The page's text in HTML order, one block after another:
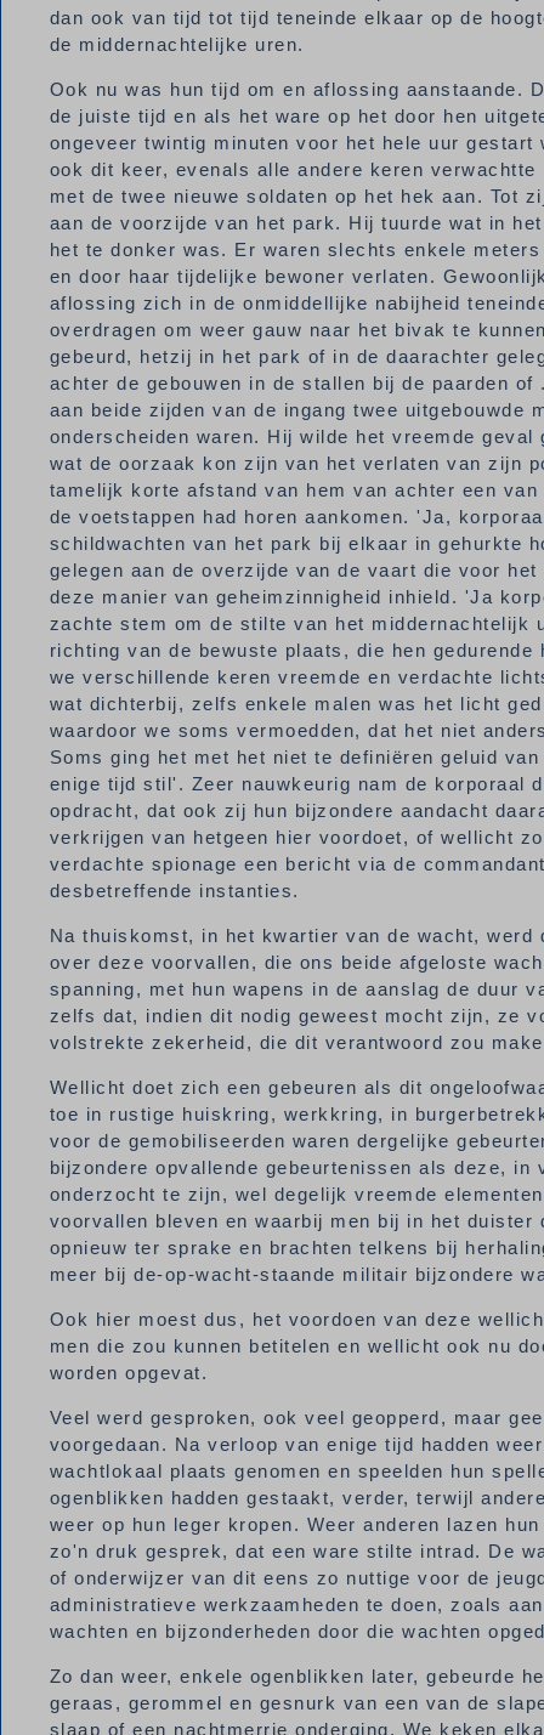
dan ook van tijd tot tijd teneinde elkaar op de
de middernachtelijke uren.
Ook nu was hun tijd om en aflossing aanstaande.
de juiste tijd en als het ware op het door hen
ongeveer twintig minuten voor het hele uur
ook dit keer, evenals alle andere keren
met de twee nieuwe soldaten op het hek aan. Tot
aan de voorzijde van het park. Hij tuurde wat in
het te donker was. Er waren slechts enkele
en door haar tijdelijke bewoner verlaten.
aflossing zich in de onmiddellijke nabijheid
overdragen om weer gauw naar het bivak te
gebeurd, hetzij in het park of in de daarachter
achter de gebouwen in de stallen bij de paarden
aan beide zijden van de ingang twee
onderscheiden waren. Hij wilde het vreemde
wat de oorzaak kon zijn van het verlaten van zijn
tamelijk korte afstand van hem van achter een
de voetstappen had horen aankomen. 'Ja,
schildwachten van het park bij elkaar in gehurkte
gelegen aan de overzijde van de vaart die voor
deze manier van geheimzinnigheid inhield. 'Ja
zachte stem om de stilte van het
richting van de bewuste plaats, die hen
we verschillende keren vreemde en verdachte
wat dichterbij, zelfs enkele malen was het licht
waardoor we soms vermoedden, dat het niet
Soms ging het met het niet te definiëren geluid
enige tijd stil'. Zeer nauwkeurig nam de korporaal
opdracht, dat ook zij hun bijzondere aandacht
verkrijgen van hetgeen hier voordoet, of wellicht
verdachte spionage een bericht via de
desbetreffende instanties.
Na thuiskomst, in het kwartier van de wacht,
over deze voorvallen, die ons beide afgeloste
spanning, met hun wapens in de aanslag de duur
zelfs dat, indien dit nodig geweest mocht zijn, ze
volstrekte zekerheid, die dit verantwoord zou
Wellicht doet zich een gebeuren als dit
toe in rustige huiskring, werkkring, in
voor de gemobiliseerden waren dergelijke
bijzondere opvallende gebeurtenissen als deze,
onderzocht te zijn, wel degelijk vreemde
voorvallen bleven en waarbij men bij in het
opnieuw ter sprake en brachten telkens bij
meer bij de-op-wacht-staande militair bijzondere
Ook hier moest dus, het voordoen van deze
men die zou kunnen betitelen en wellicht ook nu
worden opgevat.
Veel werd gesproken, ook veel geopperd, maar
voorgedaan. Na verloop van enige tijd hadden
wachtlokaal plaats genomen en speelden hun
ogenblikken hadden gestaakt, verder, terwijl
weer op hun leger kropen. Weer anderen lazen
zo'n druk gesprek, dat een ware stilte intrad. De
of onderwijzer van dit eens zo nuttige voor de
administratieve werkzaamheden te doen, zoals
wachten en bijzonderheden door die wachten
Zo dan weer, enkele ogenblikken later, gebeurde
geraas, gerommel en gesnurk van een van de
slaap of een nachtmerrie onderging. We keken